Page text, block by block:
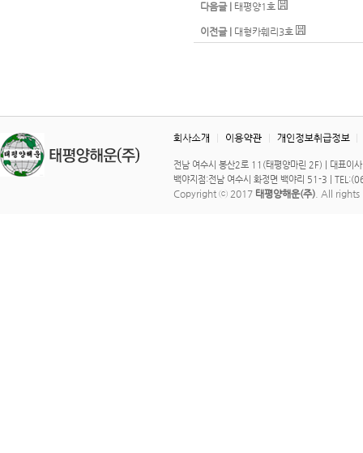
다음글 | 태평양1호
이전글 | 대형카훼리3호
전남 여수시 봉산2로 11(태평양마린 2F) | 대표
백야지점:전남 여수시 화정면 백야리 51-3 |
Copyright ⓒ 2017 태평양해운(주) . All